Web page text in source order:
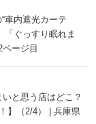
車内遮光カーテ
ぐっすり眠れま
ージ目
と思う店はどこ？
】（2/4） | 兵庫県